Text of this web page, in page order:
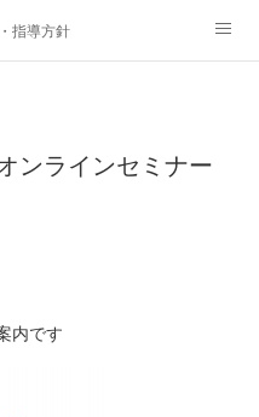
指導方針
ンラインセミナー
内です